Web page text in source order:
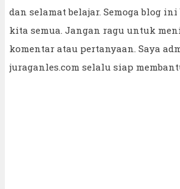
dan selamat belajar. Semoga blog
kita semua. Jangan ragu untuk
komentar atau pertanyaan. Saya
juraganles.com selalu siap